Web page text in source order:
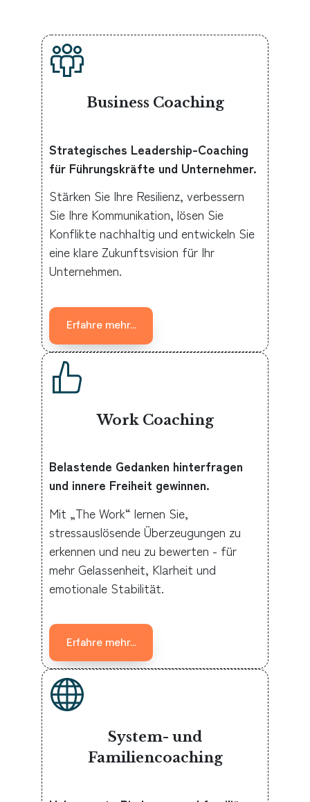
Business Coaching
Strategisches Leadership-Coaching
für Führungskräfte und Unternehmer.
Stärken Sie Ihre Resilienz, verbessern
Sie Ihre Kommunikation, lösen Sie
Konflikte nachhaltig und entwickeln Sie
eine klare Zukunftsvision für Ihr
Unternehmen.
Erfahre mehr...
Work Coaching
Belastende Gedanken hinterfragen
und innere Freiheit gewinnen.
Mit „The Work“ lernen Sie,
stressauslösende Überzeugungen zu
erkennen und neu zu bewerten - für
mehr Gelassenheit, Klarheit und
emotionale Stabilität.
Erfahre mehr...
System- und
Familiencoaching